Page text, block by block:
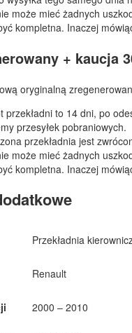
może mieć żadnych
kompletna. Inaczej
+ kaucja
oryginalną
przekładni to 14 dni, po
przesyłek pobraniowych.
przekładnia jest
może mieć żadnych
kompletna. Inaczej
Przekładnia
Renault
2000 – 2010